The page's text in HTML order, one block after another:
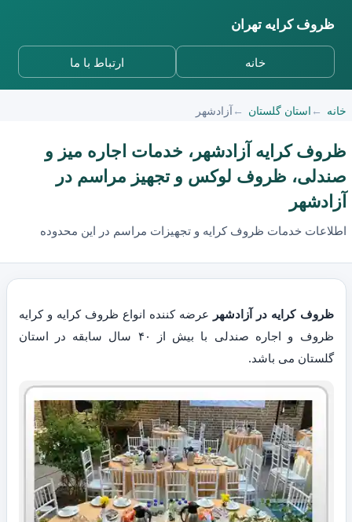
ظروف کرایه تهران
خانه ارتباط با ما
خانه استان گلستان آزادشهر
ظروف کرایه آزادشهر، خدمات اجاره میز و
صندلی، ظروف لوکس و تجهیز مراسم در
آزادشهر
اطلاعات خدمات ظروف کرایه و تجهیزات مراسم در این محدوده
ظروف کرایه در آزادشهر عرضه کننده انواع ظروف کرایه و کرایه
ظروف و اجاره صندلی با بیش از ۴۰ سال سابقه در استان
گلستان می باشد.